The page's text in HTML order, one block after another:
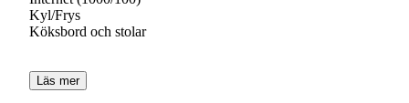
Kyl/Frys
Köksbord och stolar
Läs mer